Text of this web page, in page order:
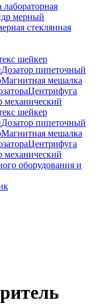
мерный
стеклянная
шейкер
Дозатор пипеточный
Магнитная мешалка
Центрифуга
механический
шейкер
Дозатор пипеточный
Магнитная мешалка
Центрифуга
механический
оборудования и